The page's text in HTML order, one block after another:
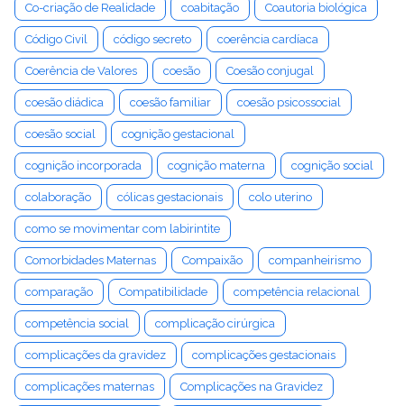
Co-criação de Realidade coabitação Coautoria biológica
Código Civil código secreto coerência cardíaca
Coerência de Valores coesão Coesão conjugal
coesão diádica coesão familiar coesão psicossocial
coesão social cognição gestacional
cognição incorporada cognição materna cognição social
colaboração cólicas gestacionais colo uterino
como se movimentar com labirintite
Comorbidades Maternas Compaixão companheirismo
comparação Compatibilidade competência relacional
competência social complicação cirúrgica
complicações da gravidez complicações gestacionais
complicações maternas Complicações na Gravidez